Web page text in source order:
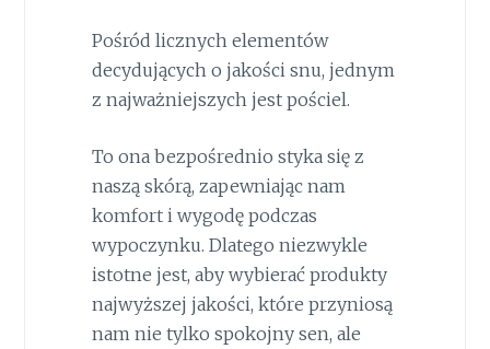
Pośród licznych elementów
decydujących o jakości snu, jednym
z najważniejszych jest pościel.
To ona bezpośrednio styka się z
naszą skórą, zapewniając nam
komfort i wygodę podczas
wypoczynku. Dlatego niezwykle
istotne jest, aby wybierać produkty
najwyższej jakości, które przyniosą
nam nie tylko spokojny sen, ale